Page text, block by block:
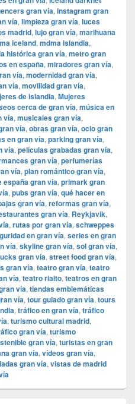
gran vía, instagram gran
vía, limpieza gran vía, luces
madrid, lujo gran vía, marihuana
iceland, mdma islandia,
histórica gran vía, metro gran
en españa, miradores gran vía,
vía, modernidad gran vía,
vía, movilidad gran vía,
de islandia, Mujeres
cerca de gran vía, música en
vía, musicales gran vía,
vía, obras gran vía, ocio gran
en gran vía, parking gran vía,
vía, películas grabadas gran vía,
gran vía, perfumerías
vía, plan romántico gran vía,
españa gran vía, primark gran
, pubs gran vía, qué hacer en
gran vía, reformas gran vía,
gran vía, Reykjavik,
, rutas por gran vía, schweppes
en gran vía, series en gran
vía, skyline gran vía, sol gran vía,
gran vía, street food gran vía,
gran vía, teatro gran vía, teatro
vía, teatro rialto, teatros en gran
vía, tiendas emblemáticas
vía, tour guiado gran vía, tours
, tráfico en gran vía, tráfico
, turismo cultural madrid,
gran vía, turismo
gran vía, turistas en gran
gran vía, vídeos gran vía,
gran vía, vistas de madrid